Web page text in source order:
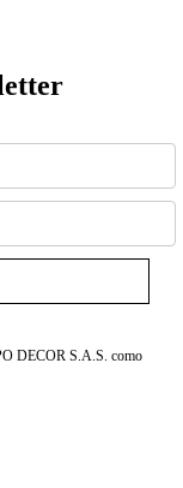
DECOR S.A.S. como